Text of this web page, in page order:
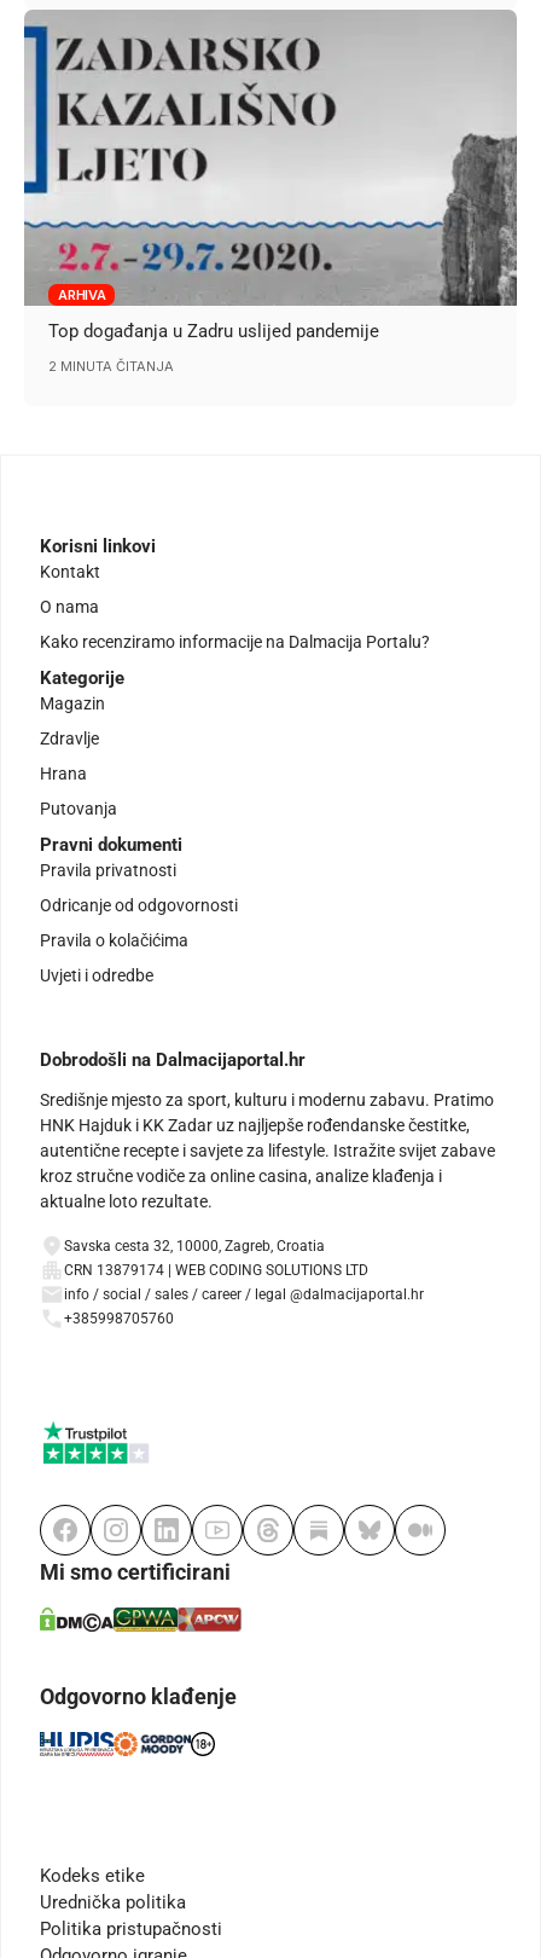
ARHIVA
Top događanja u Zadru uslijed pandemije
2 MINUTA ČITANJA
Korisni linkovi
Kontakt
O nama
Kako recenziramo informacije na Dalmacija Portalu?
Kategorije
Magazin
Zdravlje
Hrana
Putovanja
Pravni dokumenti
Pravila privatnosti
Odricanje od odgovornosti
Pravila o kolačićima
Uvjeti i odredbe
Dobrodošli na Dalmacijaportal.hr
Središnje mjesto za sport, kulturu i modernu zabavu. Pratimo
HNK Hajduk i KK Zadar uz najljepše rođendanske čestitke,
autentične recepte i savjete za lifestyle. Istražite svijet zabave
kroz stručne vodiče za online casina, analize klađenja i
aktualne loto rezultate.
Savska cesta 32, 10000, Zagreb, Croatia
CRN 13879174 | WEB CODING SOLUTIONS LTD
info / social / sales / career / legal @dalmacijaportal.hr
+385998705760
Mi smo certificirani
Odgovorno klađenje
Kodeks etike
Urednička politika
Politika pristupačnosti